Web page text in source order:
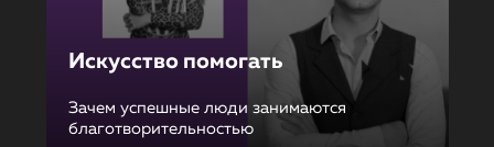
Искусство помогать
Зачем успешные люди занимаются
благотворительностью